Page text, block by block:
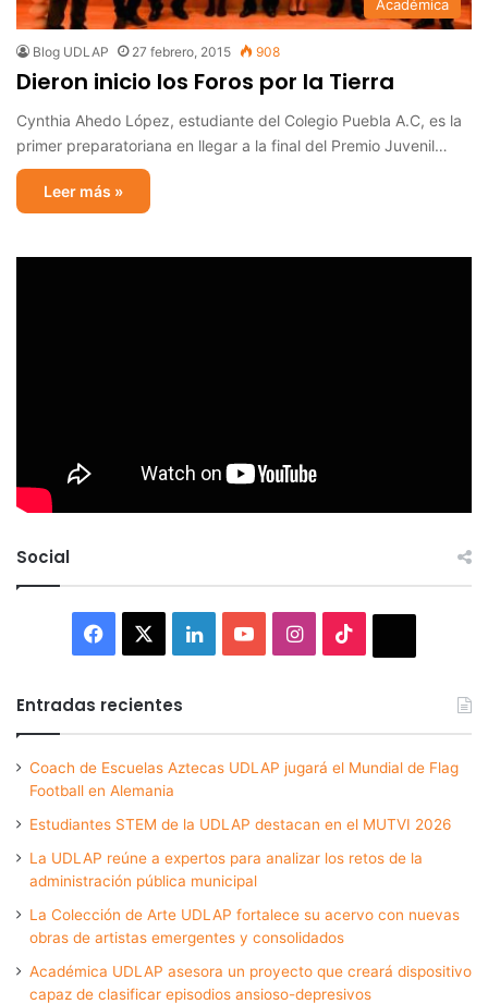
Académica
Blog UDLAP 27 febrero, 2015 908
Dieron inicio los Foros por la Tierra
Cynthia Ahedo López, estudiante del Colegio Puebla A.C, es la
primer preparatoriana en llegar a la final del Premio Juvenil…
Leer más »
Social
Facebook LinkedInYouTubeInstagram
Entradas recientes
Coach de Escuelas Aztecas UDLAP jugará el Mundial de Flag
Football en Alemania
Estudiantes STEM de la UDLAP destacan en el MUTVI 2026
La UDLAP reúne a expertos para analizar los retos de la
administración pública municipal
La Colección de Arte UDLAP fortalece su acervo con nuevas
obras de artistas emergentes y consolidados
Académica UDLAP asesora un proyecto que creará dispositivo
capaz de clasificar episodios ansioso-depresivos